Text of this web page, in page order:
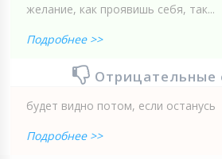
желание, как проявишь себя, так...
Подробнее >>
Отрицательные
будет видно потом, если останусь
Подробнее >>